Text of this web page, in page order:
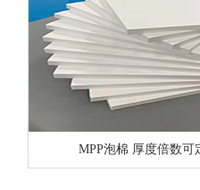
MPP泡棉 厚度倍数可